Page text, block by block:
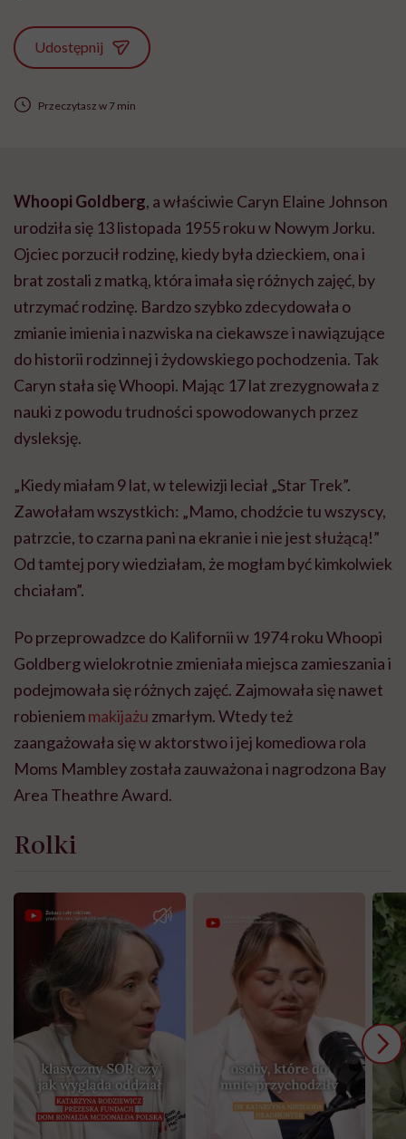
Udostępnij
Przeczytasz w 7 min
Whoopi Goldberg, a właściwie Caryn Elaine Johnson
urodziła się 13 listopada 1955 roku w Nowym Jorku.
Ojciec porzucił rodzinę, kiedy była dzieckiem, ona i
brat zostali z matką, która imała się różnych zajęć, by
utrzymać rodzinę. Bardzo szybko zdecydowała o
zmianie imienia i nazwiska na ciekawsze i nawiązujące
do historii rodzinnej i żydowskiego pochodzenia. Tak
Caryn stała się Whoopi. Mając 17 lat zrezygnowała z
nauki z powodu trudności spowodowanych przez
dysleksję.
„Kiedy miałam 9 lat, w telewizji leciał „Star Trek”.
Zawołałam wszystkich: „Mamo, chodźcie tu wszyscy,
patrzcie, to czarna pani na ekranie i nie jest służącą!”
Od tamtej pory wiedziałam, że mogłam być kimkolwiek
chciałam”.
Po przeprowadzce do Kalifornii w 1974 roku Whoopi
Goldberg wielokrotnie zmieniała miejsca zamieszania i
podejmowała się różnych zajęć. Zajmowała się nawet
robieniemmakijażu zmarłym. Wtedy też
zaangażowała się w aktorstwo i jej komediowa rola
Moms Mambley została zauważona i nagrodzona Bay
Area Theathre Award.
Rolki